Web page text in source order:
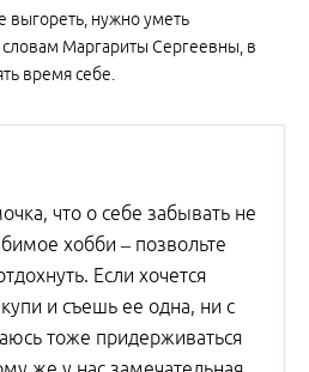
выгореть, нужно уметь
словам Маргариты Сергеевны, в
время себе.
что о себе забывать не
хобби – позвольте
Если хочется
и съешь ее одна, ни с
тоже придерживаться